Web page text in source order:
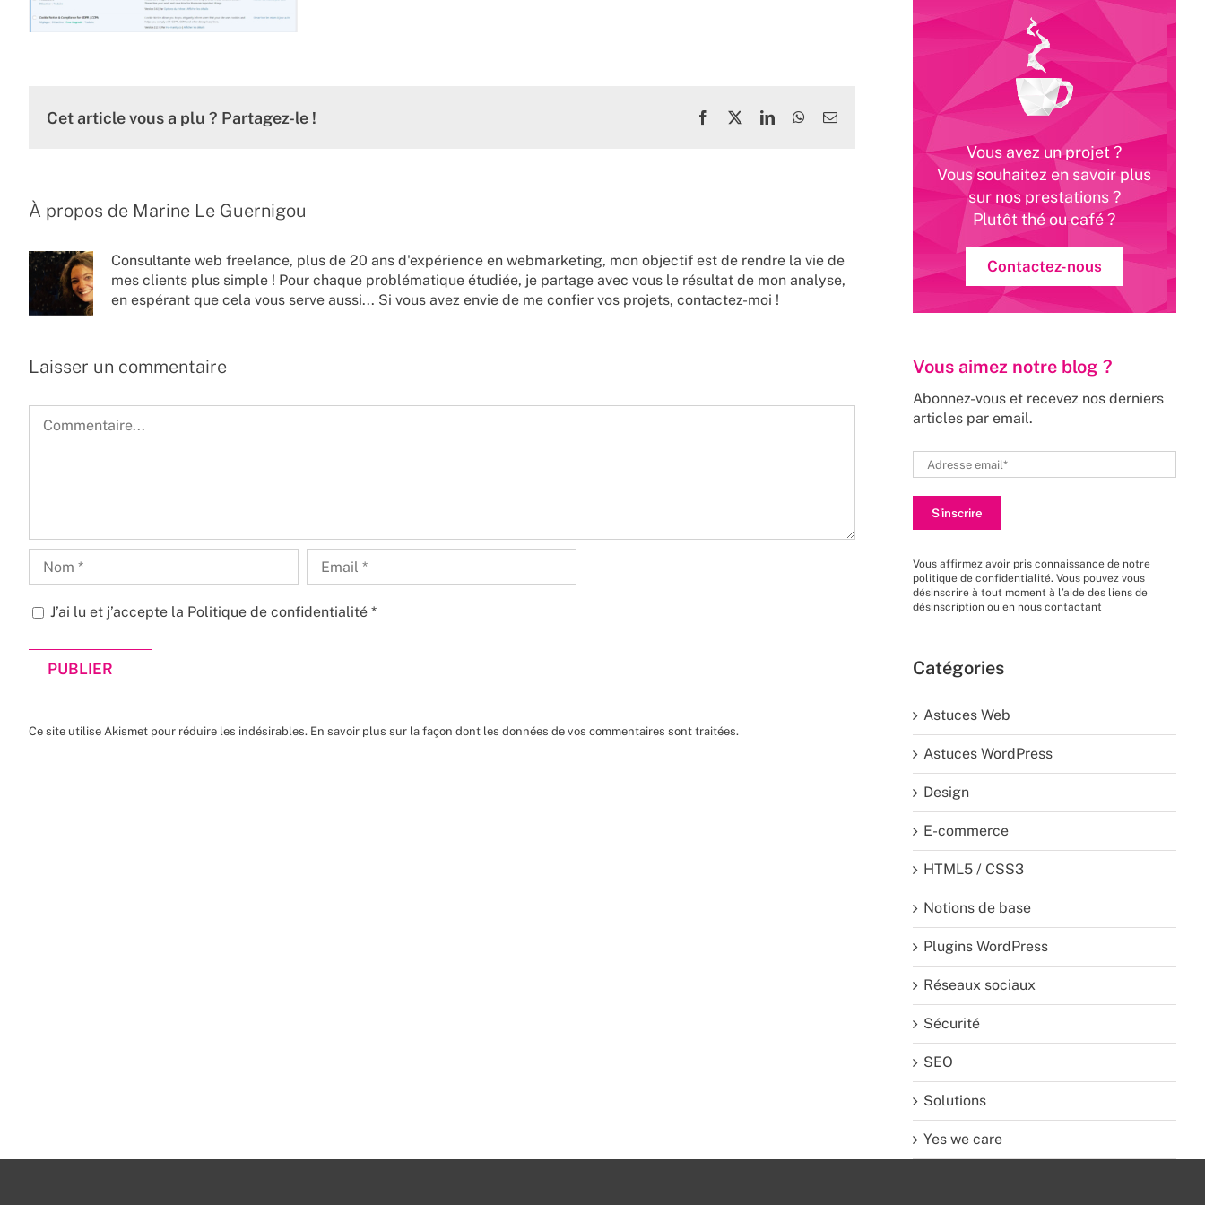
Cet article vous a plu ? Partagez-le ! Facebook
X LinkedInWhatsApp
Email
À propos de Marine Le Guernigou
Consultante web freelance, plus de 20 ans d'expérience en webmarketing, mon objectif est de rendre la vie de
mes clients plus simple ! Pour chaque problématique étudiée, je partage avec vous le résultat de mon analyse,
en espérant que cela vous serve aussi... Si vous avez envie de me confier vos projets, contactez-moi !
Laisser un commentaire
J’ai lu et j’accepte la Politique de confidentialité *
Ce site utilise Akismet pour réduire les indésirables. En savoir plus sur la façon dont les données de vos commentaires sont traitées.
Vous avez un projet ?
Vous souhaitez en savoir plus
sur nos prestations ?
Plutôt thé ou café ?
Contactez-nous
Vous aimez notre blog ?
Abonnez-vous et recevez nos derniers
articles par email.
Vous affirmez avoir pris connaissance de notre
politique de confidentialité. Vous pouvez vous
désinscrire à tout moment à l’aide des liens de
désinscription ou en nous contactant
Catégories
Astuces Web
Astuces WordPress
Design
E-commerce
HTML5 / CSS3
Notions de base
Plugins WordPress
Réseaux sociaux
Sécurité
SEO
Solutions
Yes we care